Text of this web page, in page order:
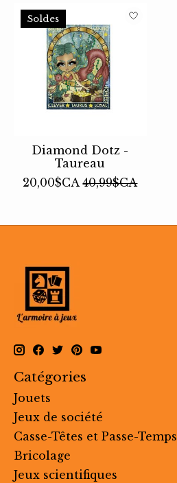
Soldes
Diamond Dotz -
Taureau
20,00$CA 40,99$CA
Catégories
Jouets
Jeux de société
Casse-Têtes et Passe-Temps
Bricolage
Jeux scientifiques